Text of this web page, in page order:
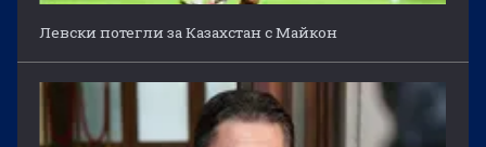
Левски потегли за Казахстан с Майкон